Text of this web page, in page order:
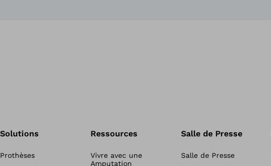
Solutions
Prothèses
Ressources
Vivre avec une
Amputation
Salle de Presse
Salle de Presse